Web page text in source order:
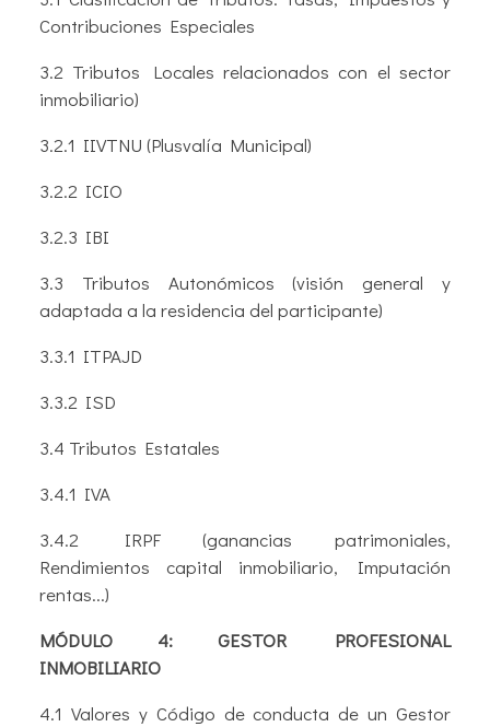
Contribuciones Especiales
3.2 Tributos Locales relacionados con el sector
inmobiliario)
3.2.1 IIVTNU (Plusvalía Municipal)
3.2.2 ICIO
3.2.3 IBI
3.3 Tributos Autonómicos (visión general y
adaptada a la residencia del participante)
3.3.1 ITPAJD
3.3.2 ISD
3.4 Tributos Estatales
3.4.1 IVA
3.4.2 IRPF (ganancias patrimoniales,
Rendimientos capital inmobiliario, Imputación
rentas...)
MÓDULO 4: GESTOR PROFESIONAL
INMOBILIARIO
4.1 Valores y Código de conducta de un Gestor